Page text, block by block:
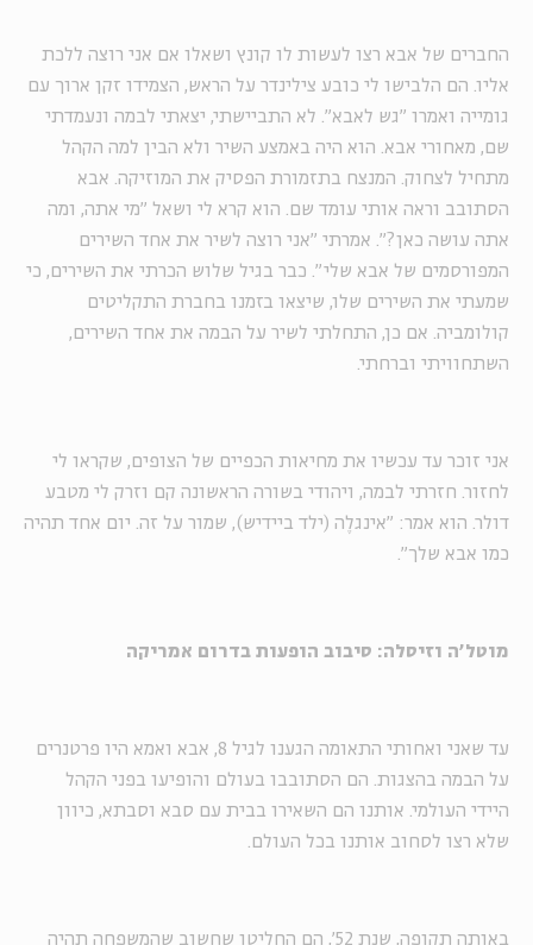
החברים של אבא רצו לעשות לו קונץ ושאלו אם אני רוצה ללכת
אליו. הם הלבישו לי כובע צילינדר על הראש, הצמידו זקן ארוך עם
גומייה ואמרו "גש לאבא". לא התביישתי, יצאתי לבמה ונעמדתי
שם, מאחורי אבא. הוא היה באמצע השיר ולא הבין למה הקהל
מתחיל לצחוק. המנצח בתזמורת הפסיק את המוזיקה. אבא
הסתובב וראה אותי עומד שם. הוא קרא לי ושאל "מי אתה, ומה
אתה עושה כאן?". אמרתי "אני רוצה לשיר את אחד השירים
המפורסמים של אבא שלי". כבר בגיל שלוש הכרתי את השירים, כי
שמעתי את השירים שלו, שיצאו בזמנו בחברת התקליטים
קולומביה. אם כן, התחלתי לשיר על הבמה את אחד השירים,
השתחוויתי וברחתי.
אני זוכר עד עכשיו את מחיאות הכפיים של הצופים, שקראו לי
לחזור. חזרתי לבמה, ויהודי בשורה הראשונה קם וזרק לי מטבע
דולר. הוא אמר: "אינגלֶה (ילד ביידיש), שמור על זה. יום אחד תהיה
כמו אבא שלך".
מוטל'ה וזיסלה: סיבוב הופעות בדרום אמריקה
עד שאני ואחותי התאומה הגענו לגיל 8, אבא ואמא היו פרטנרים
על הבמה בהצגות. הם הסתובבו בעולם והופיעו בפני הקהל
היידי העולמי. אותנו הם השאירו בבית עם סבא וסבתא, כיוון
שלא רצו לסחוב אותנו בכל העולם.
באותה תקופה, שנת 52', הם החליטו שחשוב שהמשפחה תהיה